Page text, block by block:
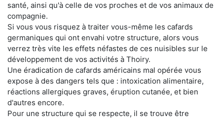
santé, ainsi qu'à celle de vos proches et de vos animaux de
compagnie.
Si vous vous risquez à traiter vous-même les cafards
germaniques qui ont envahi votre structure, alors vous
verrez très vite les effets néfastes de ces nuisibles sur le
développement de vos activités à Thoiry.
Une éradication de cafards américains mal opérée vous
expose à des dangers tels que : intoxication alimentaire,
réactions allergiques graves, éruption cutanée, et bien
d'autres encore.
Pour une structure qui se respecte, il se trouve être